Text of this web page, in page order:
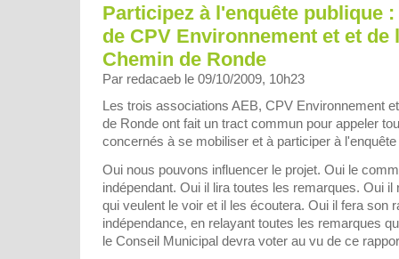
Participez à l'enquête publique
de CPV Environnement et et
Chemin de Ronde
Par redacaeb le 09/10/2009, 10h23
Les trois associations AEB, CPV Environnement
de Ronde ont fait un tract commun pour appeler
concernés à se mobiliser et à participer à l'enquête
Oui nous pouvons influencer le projet. Oui le
indépendant. Oui il lira toutes les remarques. Oui
qui veulent le voir et il les écoutera. Oui il fera son
indépendance, en relayant toutes les remarques
le Conseil Municipal devra voter au vu de ce